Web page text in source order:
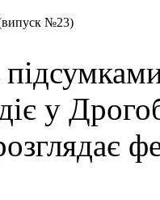
№23)
у